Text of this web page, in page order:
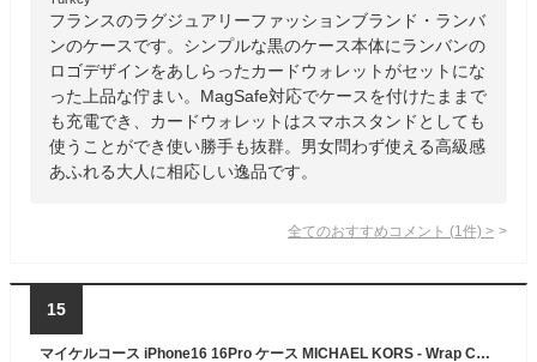
フランスのラグジュアリーファッションブランド・ランバ
ンのケースです。シンプルな黒のケース本体にランバンの
ロゴデザインをあしらったカードウォレットがセットにな
った上品な佇まい。MagSafe対応でケースを付けたままで
も充電でき、カードウォレットはスマホスタンドとしても
使うことができ使い勝手も抜群。男女問わず使える高級感
あふれる大人に相応しい逸品です。
全てのおすすめコメント (1 件) >
15
マイケルコース iPhone16 16Pro ケース MICHAEL KORS - Wrap Case Pocket with Strap スマホケース ブランド カバー iPhone アイフォン 大人 女性 レディース